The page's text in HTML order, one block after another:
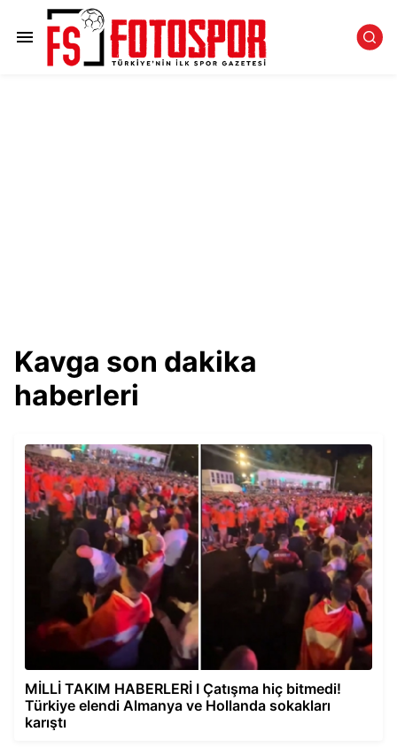
Kavga son dakika
haberleri
MİLLİ TAKIM HABERLERİ I Çatışma hiç bitmedi!
Türkiye elendi Almanya ve Hollanda sokakları
karıştı